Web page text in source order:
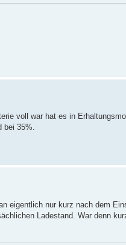
voll war hat es in
bei 35%.
eigentlich nur kurz nach dem
Ladestand. War denn